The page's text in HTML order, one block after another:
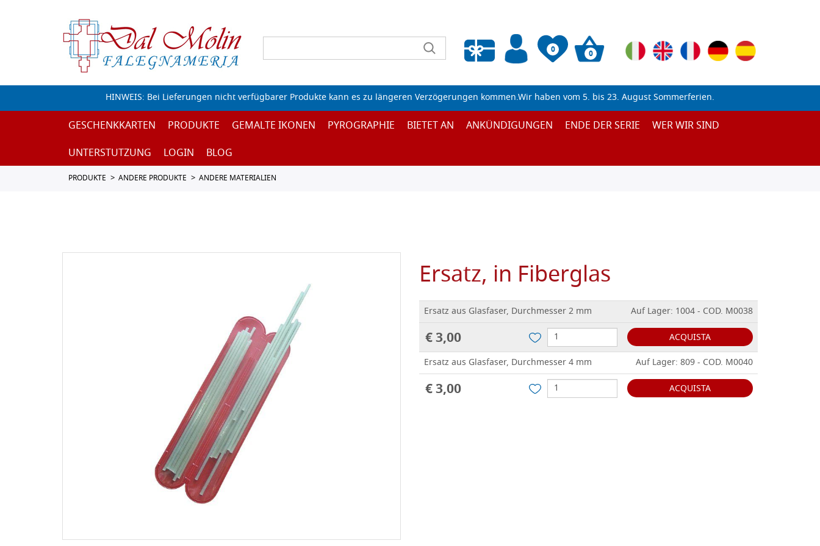
0
Wunschliste leeren
0
HINWEIS: Bei Lieferungen nicht verfügbarer Produkte kann es zu längeren Verzögerungen kommen.Wir haben vom 5. bis 23. August Sommerferien.
GESCHENKKARTEN PRODUKTE GEMALTE IKONEN PYROGRAPHIE BIETET AN ANKÜNDIGUNGEN ENDE DER SERIE
WER WIR SIND
UNTERSTUTZUNG
LOGIN BLOG
PRODUKTE ANDERE PRODUKTE ANDERE MATERIALIEN
Ersatz, in Fiberglas
Ersatz aus Glasfaser, Durchmesser 2 mm Auf Lager: 1004 - COD. M0038
€ 3,00
ACQUISTA
Ersatz aus Glasfaser, Durchmesser 4 mm
Auf Lager: 809 - COD. M0040
€ 3,00 ACQUISTA